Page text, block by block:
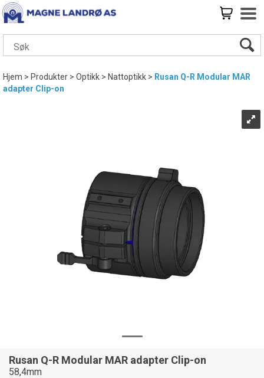
Hjem>Produkter>Optikk>Nattoptikk> Rusan Q-R Modular MAR
adapter Clip-on
Rusan Q-R Modular MAR adapter Clip-on
58,4mm